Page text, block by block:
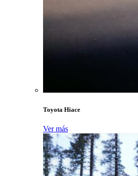
Toyota Hiace
Ver más